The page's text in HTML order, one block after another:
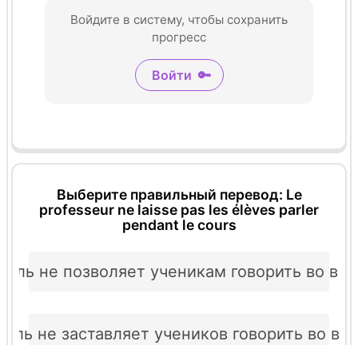
Войдите в систему, чтобы сохранить
прогресс
Войти 🔑
Выберите правильный перевод: Le
professeur ne laisse pas les élèves parler
pendant le cours
не позволяет ученикам говорить во
не заставляет учеников говорить во